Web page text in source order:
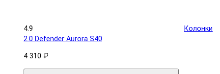
4.9
Колонки
2.0 Defender Aurora S40
4 310 ₽